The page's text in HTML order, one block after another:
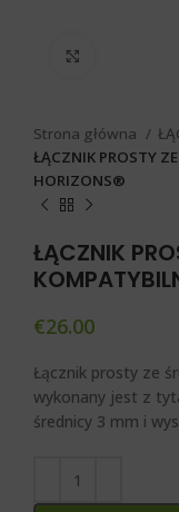
Strona główna
ŁĄCZNIK PROSTY
HORIZONS®
ŁĄCZNIK
€26.00
Łącznik prosty ze
wykonany jest z
średnicy 3 mm i